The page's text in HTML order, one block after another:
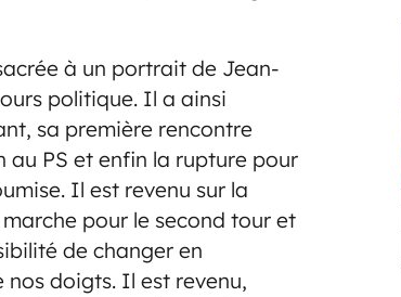
à un portrait de Jean-
politique. Il a ainsi
sa première rencontre
au PS et enfin la rupture pour
Il est revenu sur la
pour le second tour et
de changer en
doigts. Il est revenu,